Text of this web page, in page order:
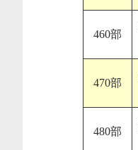
460部
470部
480部